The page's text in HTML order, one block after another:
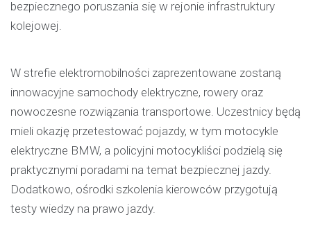
bezpiecznego poruszania się w rejonie infrastruktury
kolejowej.
W strefie elektromobilności zaprezentowane zostaną
innowacyjne samochody elektryczne, rowery oraz
nowoczesne rozwiązania transportowe. Uczestnicy będą
mieli okazję przetestować pojazdy, w tym motocykle
elektryczne BMW, a policyjni motocykliści podzielą się
praktycznymi poradami na temat bezpiecznej jazdy.
Dodatkowo, ośrodki szkolenia kierowców przygotują
testy wiedzy na prawo jazdy.